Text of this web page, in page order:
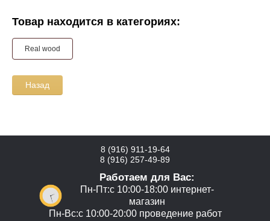
Товар находится в категориях:
Real wood
Назад
8 (916) 911-19-64
8 (916) 257-49-89
Работаем для Вас:
Пн-Пт:с 10:00-18:00 интернет-
магазин
Пн-Вс:с 10:00-20:00 проведение работ